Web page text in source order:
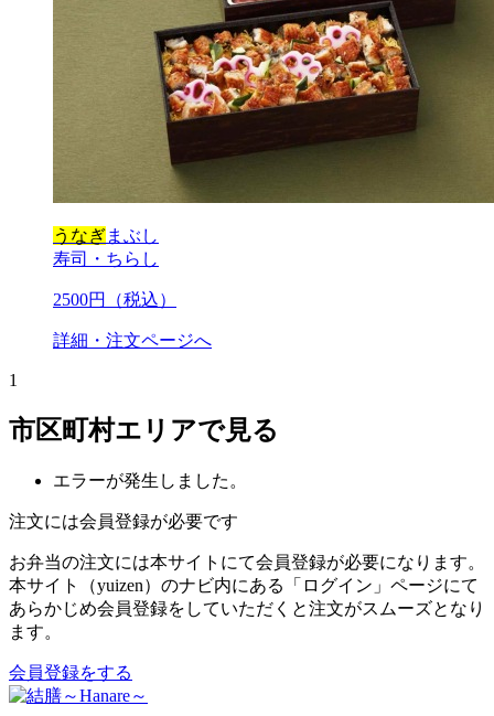
うなぎまぶし
寿司・ちらし
2500円（税込）
詳細・注文ページへ
1
市区町村エリアで見る
エラーが発生しました。
注文には会員登録が必要です
お弁当の注文には本サイトにて会員登録が必要になります。
本サイト（yuizen）のナビ内にある「ログイン」ページにて
あらかじめ会員登録をしていただくと注文がスムーズとなり
ます。
会員登録をする